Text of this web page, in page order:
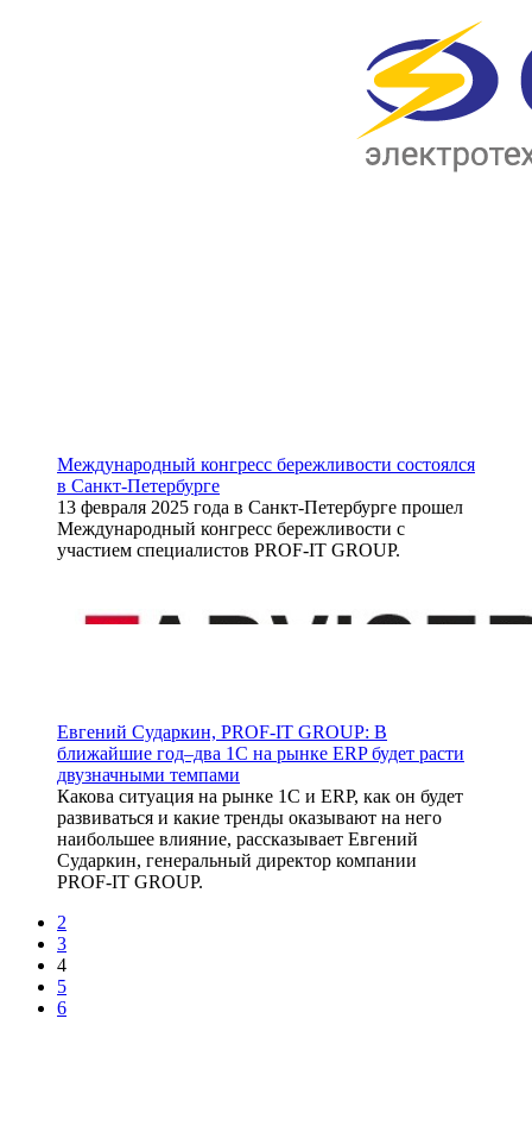
Международный конгресс бережливости состоялся
в Санкт-Петербурге
13 февраля 2025 года в Санкт-Петербурге прошел
Международный конгресс бережливости с
участием специалистов PROF-IT GROUP.
Евгений Сударкин, PROF-IT GROUP: В
ближайшие год–два 1С на рынке ERP будет расти
двузначными темпами
Какова ситуация на рынке 1С и ERP, как он будет
развиваться и какие тренды оказывают на него
наибольшее влияние, рассказывает Евгений
Сударкин, генеральный директор компании
PROF-IT GROUP.
2
3
4
5
6